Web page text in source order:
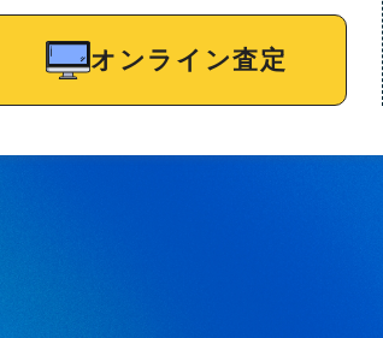
オンライン査定